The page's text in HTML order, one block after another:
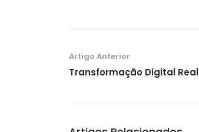
Artigo Anterior
Transformação Digital Real